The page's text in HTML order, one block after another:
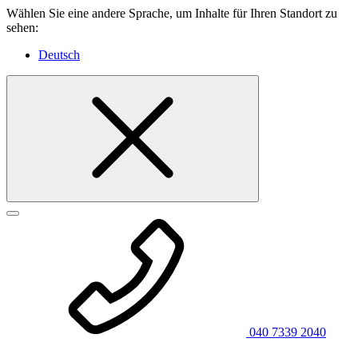
Wählen Sie eine andere Sprache, um Inhalte für Ihren Standort zu
sehen:
Deutsch
040 7339 2040